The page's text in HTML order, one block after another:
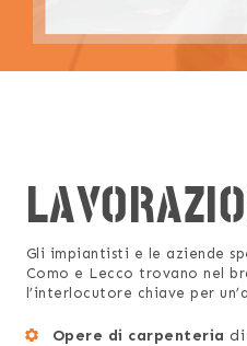
Gli impiantisti e le aziende
Como e Lecco trovano nel
l’interlocutore chiave per
Opere di carpenteria